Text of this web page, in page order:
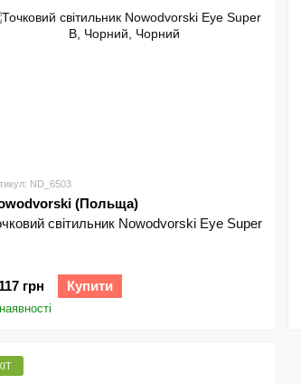
ND_6503
(Польща)
світильник Nowodvorski Eye Super
грн Купити